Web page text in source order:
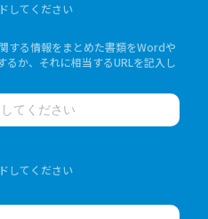
してください
する情報をまとめた書類をWordや
るか、それに相当するURLを記入し
してください